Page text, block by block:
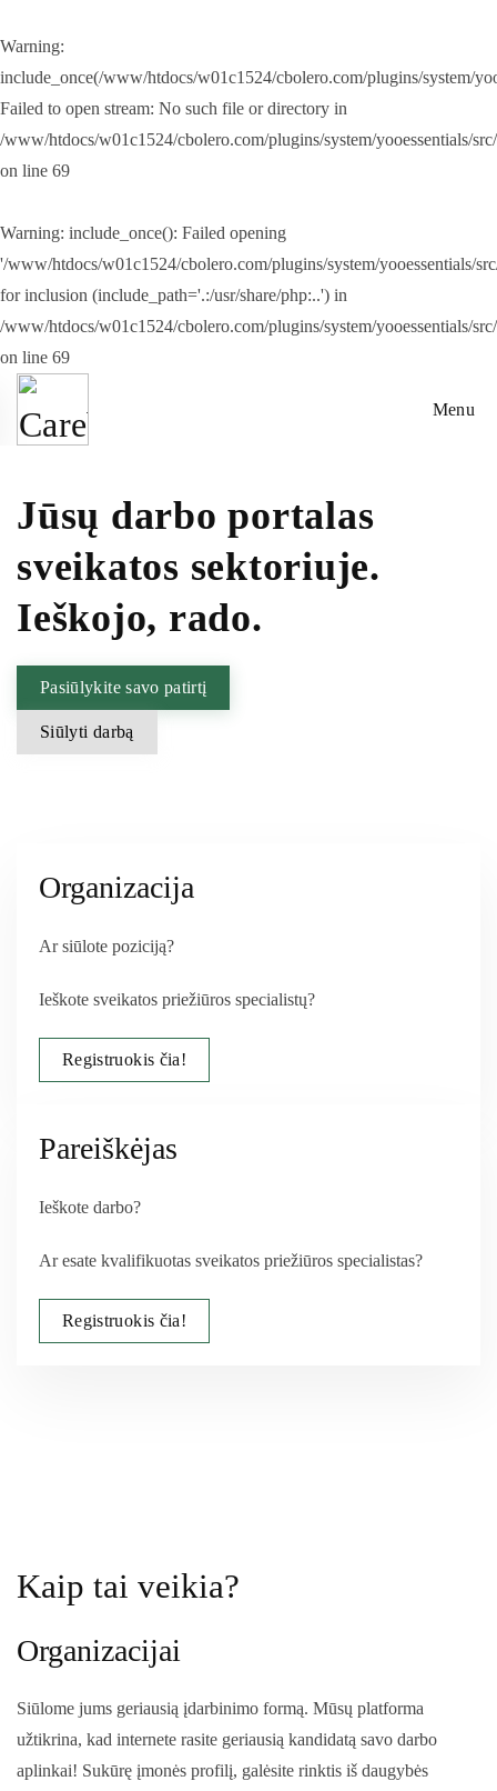
Warning:
include_once(/www/htdocs/w01c1524/cbolero.com/plugins/system/
Failed to open stream: No such file or directory in
/www/htdocs/w01c1524/cbolero.com/plugins/system/yooessentials/
on line 69
Warning: include_once(): Failed opening
'/www/htdocs/w01c1524/cbolero.com/plugins/system/yooessentials/
for inclusion (include_path='.:/usr/share/php:..') in
/www/htdocs/w01c1524/cbolero.com/plugins/system/yooessentials/
on line 69
Skip to main content
Menu
Jūsų darbo portalas
sveikatos sektoriuje.
Ieškojo, rado.
Pasiūlykite savo patirtį
Siūlyti darbą
Organizacija
Ar siūlote poziciją?
Ieškote sveikatos priežiūros specialistų?
Registruokis čia!
Pareiškėjas
Ieškote darbo?
Ar esate kvalifikuotas sveikatos priežiūros specialistas?
Registruokis čia!
Kaip tai veikia?
Organizacijai
Siūlome jums geriausią įdarbinimo formą. Mūsų platforma
užtikrina, kad internete rasite geriausią kandidatą savo darbo
aplinkai! Sukūrę įmonės profilį, galėsite rinktis iš daugybės